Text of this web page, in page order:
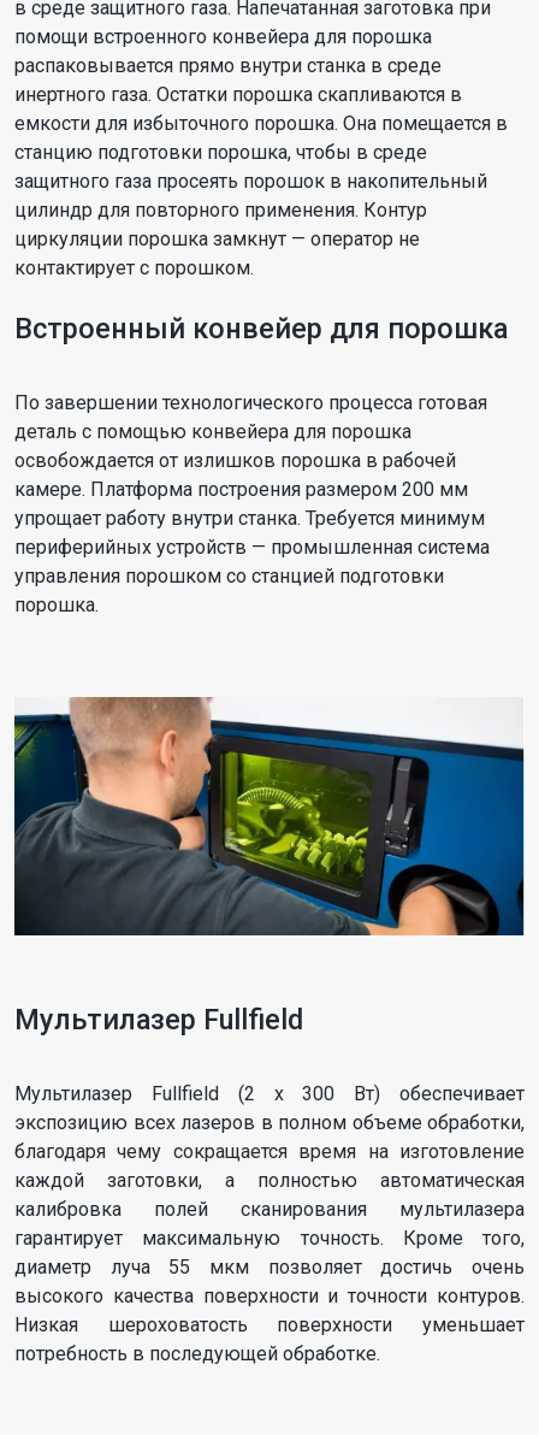
в среде защитного газа. Напечатанная заготовка при
помощи встроенного конвейера для порошка
распаковывается прямо внутри станка в среде
инертного газа. Остатки порошка скапливаются в
емкости для избыточного порошка. Она помещается в
станцию подготовки порошка, чтобы в среде
защитного газа просеять порошок в накопительный
цилиндр для повторного применения. Контур
циркуляции порошка замкнут — оператор не
контактирует с порошком.
Встроенный конвейер для порошка
По завершении технологического процесса готовая
деталь с помощью конвейера для порошка
освобождается от излишков порошка в рабочей
камере. Платформа построения размером 200 мм
упрощает работу внутри станка. Требуется минимум
периферийных устройств — промышленная система
управления порошком со станцией подготовки
порошка.
Мультилазер Fullfield
Мультилазер Fullfield (2 x 300 Вт) обеспечивает
экспозицию всех лазеров в полном объеме обработки,
благодаря чему сокращается время на изготовление
каждой заготовки, а полностью автоматическая
калибровка полей сканирования мультилазера
гарантирует максимальную точность. Кроме того,
диаметр луча 55 мкм позволяет достичь очень
высокого качества поверхности и точности контуров.
Низкая шероховатость поверхности уменьшает
потребность в последующей обработке.